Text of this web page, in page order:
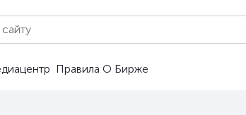
Правила О Бирже